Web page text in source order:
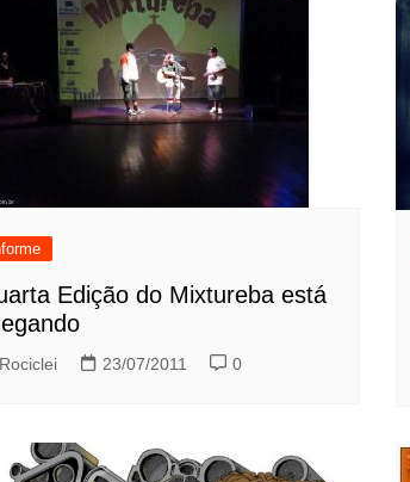
Edição do Mixtureba está
Rociclei 23/07/2011 0